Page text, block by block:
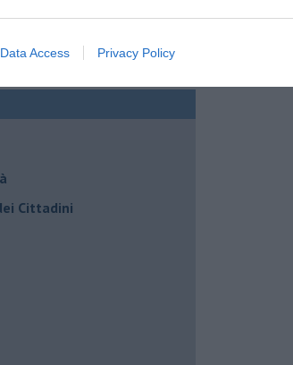
Data Access Privacy Policy
Cittadini